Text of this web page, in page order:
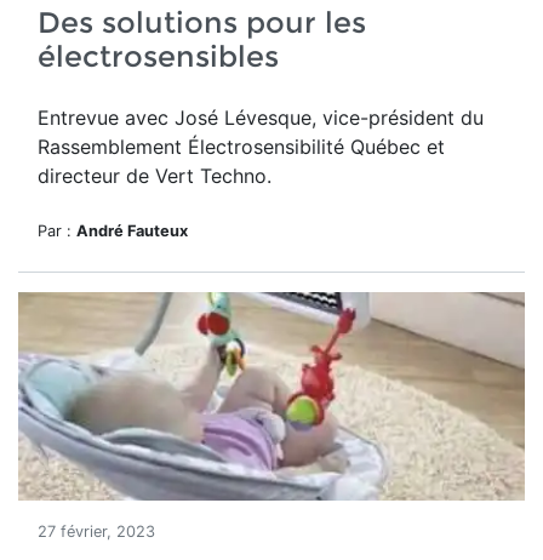
Des solutions pour les
électrosensibles
Entrevue avec José Lévesque, vice-président du
Rassemblement Électrosensibilité Québec et
directeur de Vert Techno.
Par : André Fauteux
27 février, 2023